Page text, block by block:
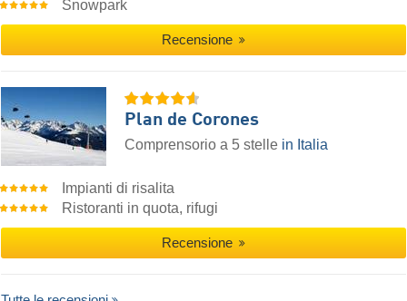
Snowpark
Recensione
Plan de Corones
Comprensorio a 5 stelle in Italia
Impianti di risalita
Ristoranti in quota, rifugi
Recensione